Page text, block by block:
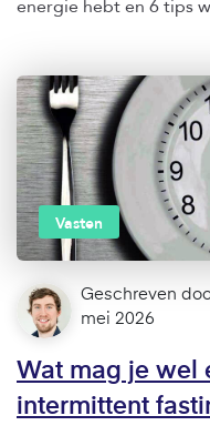
energie hebt en 6 tips
Vasten
Geschreven
mei 2026
Wat mag je wel
intermittent